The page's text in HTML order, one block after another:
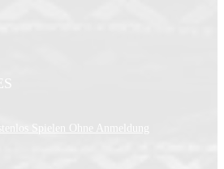
Spielen Ohne Anmeldung